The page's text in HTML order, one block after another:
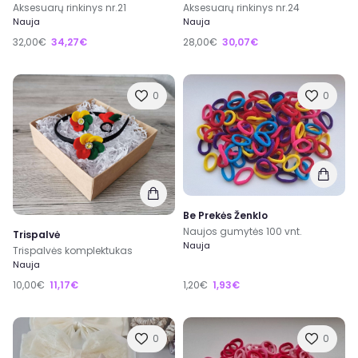
Aksesuarų rinkinys nr.21
Nauja
32,00€ 34,27€
Aksesuarų rinkinys nr.24
Nauja
28,00€ 30,07€
0
Trispalvė
Trispalvės komplektukas
Nauja
10,00€ 11,17€
0
Be Prekės Ženklo
Naujos gumytės 100 vnt.
Nauja
1,20€ 1,93€
0 0